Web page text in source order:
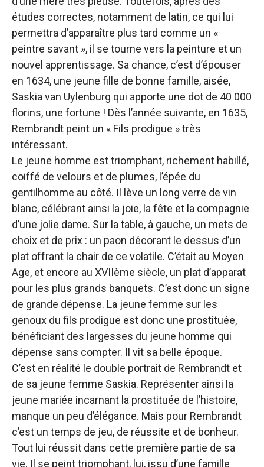
études correctes, notamment de latin, ce qui lui
permettra d’apparaître plus tard comme un «
peintre savant », il se tourne vers la peinture et un
nouvel apprentissage. Sa chance, c’est d’épouser
en 1634, une jeune fille de bonne famille, aisée,
Saskia van Uylenburg qui apporte une dot de 40 000
florins, une fortune ! Dès l’année suivante, en 1635,
Rembrandt peint un « Fils prodigue » très
intéressant.
Le jeune homme est triomphant, richement habillé,
coiffé de velours et de plumes, l’épée du
gentilhomme au côté. Il lève un long verre de vin
blanc, célébrant ainsi la joie, la fête et la compagnie
d’une jolie dame. Sur la table, à gauche, un mets de
choix et de prix : un paon décorant le dessus d’un
plat offrant la chair de ce volatile. C’était au Moyen
Age, et encore au XVIIème siècle, un plat d’apparat
pour les plus grands banquets. C’est donc un signe
de grande dépense. La jeune femme sur les
genoux du fils prodigue est donc une prostituée,
bénéficiant des largesses du jeune homme qui
dépense sans compter. Il vit sa belle époque.
C’est en réalité le double portrait de Rembrandt et
de sa jeune femme Saskia. Représenter ainsi la
jeune mariée incarnant la prostituée de l’histoire,
manque un peu d’élégance. Mais pour Rembrandt
c’est un temps de jeu, de réussite et de bonheur.
Tout lui réussit dans cette première partie de sa
vie. Il se peint triomphant, lui, issu d’une famille